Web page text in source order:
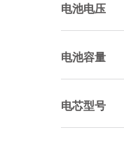
电池电压
电池容量
电芯型号